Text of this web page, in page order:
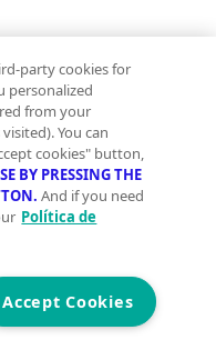
party cookies for
personalized
from your
You can
cookies" button,
BY PRESSING THE
And if you need
Política de
Accept Cookies